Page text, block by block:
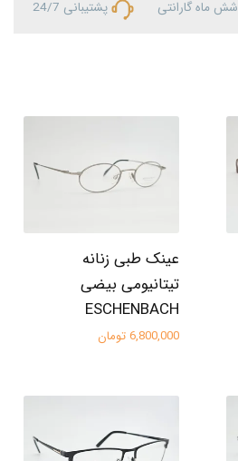
شش ماه گارانتی پشتیبانی 24/7
عینک طبی زنانه
تیتانیومی بیضی
ESCHENBACH
6,800,000 تومان